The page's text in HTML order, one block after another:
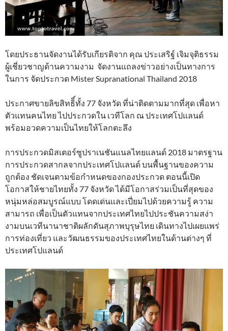
โดยประธานจัดงานได้รับเกียรติจาก คุณ ประเสริฐ์ เจิมจุติธรรม
ผู้เชี่ยวชาญด้านความงาม จัดงานแถลงข่าวอย่างเป็นทางการ
ในการ จัดประกวด Mister Supranational Thailand 2018
ประกาศขายลิขสิทธิิ์ทั้ง 77 จังหวัด ที่น่าติดตามมากที่สุด เพื่อหา
ตัวแทนคนไทย ไปประกวดใน เวทีโลก ณ ประเทศโปแลนด์
พร้อมอวดความเป็นไทยให้โลกตะลึง
การประกวดมิสเตอร์ซูปราเนชันแนลไทยแลนด์ 2018 มาตรฐาน
การประกวดสากลจากประเทศโปเเลนด์ บนพื้นฐานของความ
ถูกต้อง ชัดเจนตามข้อกำหนดของกองประกวด ตอนนี้เปิด
โอกาสให้ชายไทยทั้ง 77 จังหวัด ได้มีโอกาสร่วมเป็นที่สุดของ
หนุ่มหล่อสมบูรณ์แบบ โดดเด่นเเละเปี่ยมไปด้วยความรู้ ความ
สามารถ เพื่อเป็นตัวแทนจากประเทศไทยไปประชันความสง่า
งามบนเวทีนานาชาติผลักดันสุภาพบุรุษไทย เดินทางไปเผยแพร่
การท่องเที่ยว และวัฒนธรรมของประเทศไทยในด้านต่างๆ ที่
ประเทศโปแลนด์